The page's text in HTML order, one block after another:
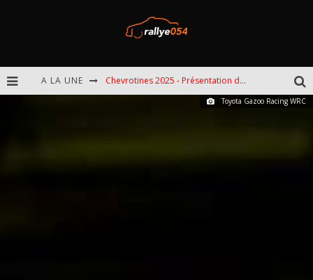
A LA UNE Chevrotines 2025 - Présentation de l'épreuve
Toyota Gazoo Racing WRC